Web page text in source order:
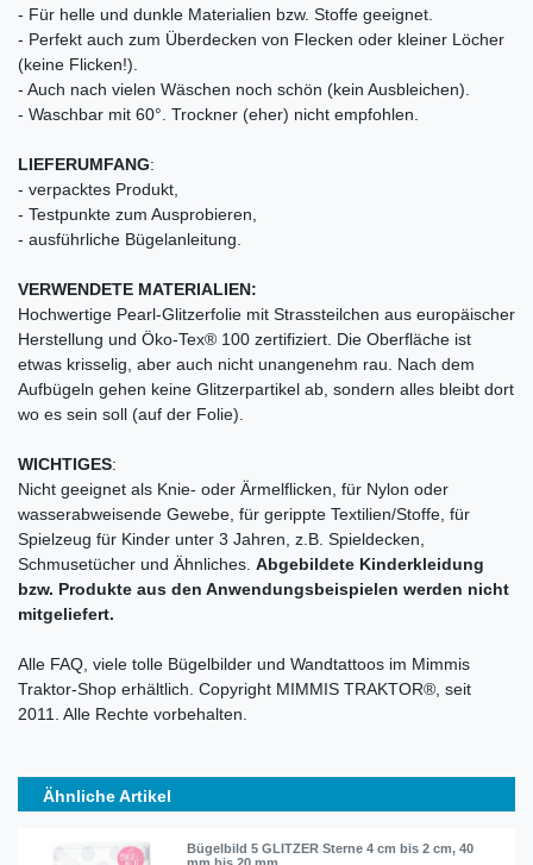
- Für helle und dunkle Materialien bzw. Stoffe geeignet.
- Perfekt auch zum Überdecken von Flecken oder kleiner Löcher
(keine Flicken!).
- Auch nach vielen Wäschen noch schön (kein Ausbleichen).
- Waschbar mit 60°. Trockner (eher) nicht empfohlen.
LIEFERUMFANG:
- verpacktes Produkt,
- Testpunkte zum Ausprobieren,
- ausführliche Bügelanleitung.
VERWENDETE MATERIALIEN:
Hochwertige Pearl-Glitzerfolie mit Strassteilchen aus europäischer
Herstellung und Öko-Tex® 100 zertifiziert. Die Oberfläche ist
etwas krisselig, aber auch nicht unangenehm rau. Nach dem
Aufbügeln gehen keine Glitzerpartikel ab, sondern alles bleibt dort
wo es sein soll (auf der Folie).
WICHTIGES:
Nicht geeignet als Knie- oder Ärmelflicken, für Nylon oder
wasserabweisende Gewebe, für gerippte Textilien/Stoffe, für
Spielzeug für Kinder unter 3 Jahren, z.B. Spieldecken,
Schmusetücher und Ähnliches. Abgebildete Kinderkleidung
bzw. Produkte aus den Anwendungsbeispielen werden nicht
mitgeliefert.
Alle FAQ, viele tolle Bügelbilder und Wandtattoos im Mimmis
Traktor-Shop erhältlich. Copyright MIMMIS TRAKTOR®, seit
2011. Alle Rechte vorbehalten.
Ähnliche Artikel
Bügelbild 5 GLITZER Sterne 4 cm bis 2 cm, 40